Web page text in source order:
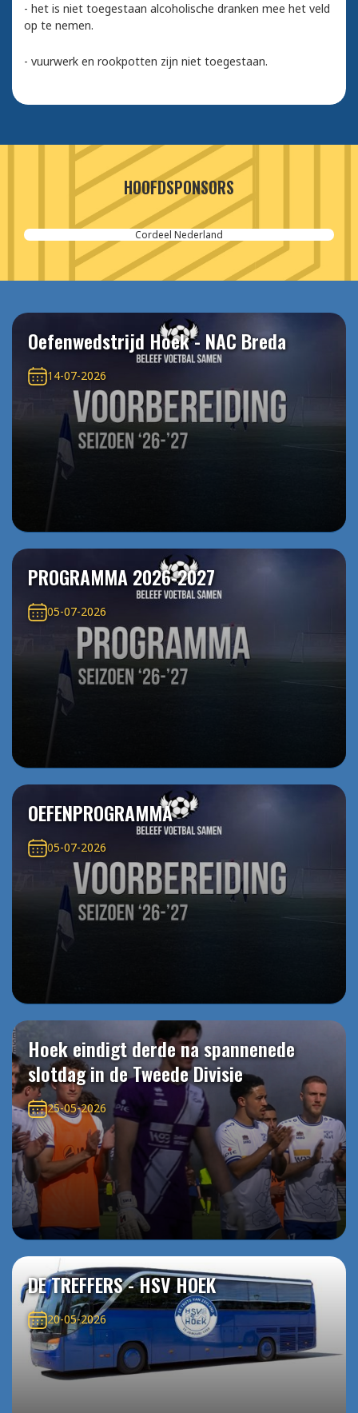
- het is niet toegestaan alcoholische dranken mee het veld
op te nemen.
- vuurwerk en rookpotten zijn niet toegestaan.
HOOFDSPONSORS
SPIE-Controlec Engineering
Oefenwedstrijd Hoek - NAC Breda
14-07-2026
PROGRAMMA 2026-2027
05-07-2026
OEFENPROGRAMMA
05-07-2026
Hoek eindigt derde na spannenede
slotdag in de Tweede Divisie
25-05-2026
DE TREFFERS - HSV HOEK
20-05-2026